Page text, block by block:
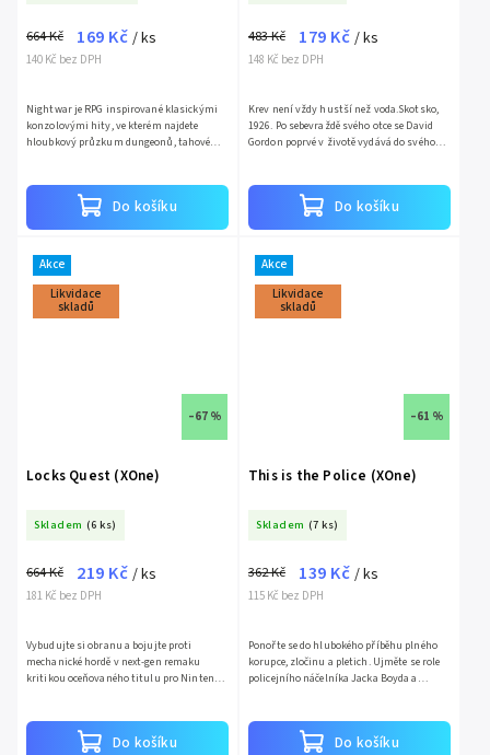
140 Kč bez DPH
664 Kč 169 Kč / ks
Do košíku
Nightwar je RPG inspirované klasickými
konzolovými hity, ve kterém najdete
hloubkový průzkum dungeonů, tahové
148 Kč bez DPH
483 Kč 179 Kč / ks
Do košíku
Krev není vždy hustší než voda.Skotsko,
1926. Po sebevraždě svého otce se David
Gordon poprvé v životě vydává do svého
Akce
Likvidace
skladů
–67 %
Locks Quest (XOne)
Skladem (6 ks)
181 Kč bez DPH
664 Kč 219 Kč / ks
Do košíku
Vybudujte si obranu a bojujte proti
mechanické hordě v next-gen remaku
kritikou oceňovaného titulu pro Nintendo
Akce
Likvidace
skladů
–61 %
This is the Police (XOne)
Skladem (7 ks)
115 Kč bez DPH
362 Kč 139 Kč / ks
Do košíku
Ponořte se do hlubokého příběhu plného
korupce, zločinu a pletich. Ujměte se role
policejního náčelníka Jacka Boyda a